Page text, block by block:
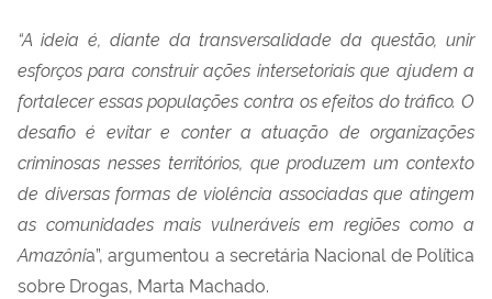
“A ideia é, diante da transversalidade da questão, unir
esforços para construir ações intersetoriais que ajudem a
fortalecer essas populações contra os efeitos do tráfico. O
desafio é evitar e conter a atuação de organizações
criminosas nesses territórios, que produzem um contexto
de diversas formas de violência associadas que atingem
as comunidades mais vulneráveis em regiões como a
Amazônia”, argumentou a secretária Nacional de Política
sobre Drogas, Marta Machado.